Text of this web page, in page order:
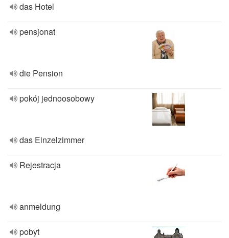
das Hotel
pensjonat
die Pension
pokój jednoosobowy
das Einzelzimmer
Rejestracja
anmeldung
pobyt